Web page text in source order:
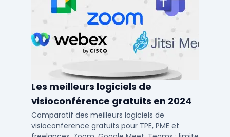
Les meilleurs logiciels de
visioconférence gratuits en 2024
Comparatif des meilleurs logiciels de
visioconference gratuits pour TPE, PME et